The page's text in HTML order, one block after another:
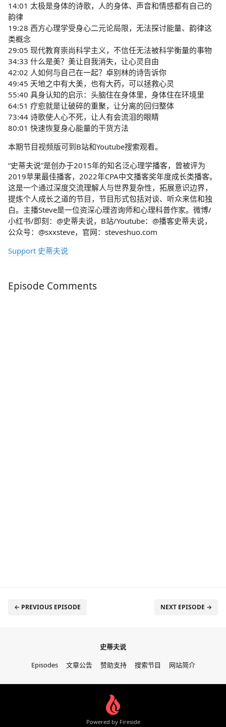
14:01 太极是身体的诗歌，人的身体、声音和情感都有自己的
韵律
19:28 西方心理学受身心二元论局限，无法探讨能量、韵律这
类概念
29:05 现代教育崇尚科学主义，不信任无法被科学衡量的事物
34:33 什么是美？美让自我消失，让心灵自由
42:02 人如何与自己在一起？卓别林的诗告诉你
49:45 天地之中有大美，也有大药，可以拯救心灵
55:40 具身认知的启示：头脑住在身体里，身体住在环境里
64:51 疗愈就是让破碎的重聚，让分离的回归整体
73:44 诗歌使人心不死，让人有会流泪的眼睛
80:01 快速恢复身心能量的干货方法
本期节目视频版可到B站和Youtube搜索观看。
“史蒂夫说”是创办于2015年的知名泛心理学播客，曾被评为
2019苹果最佳播客，2022年CPA中文播客奖年度成长类播客。
这是一个通过深度交流理解人与世界复杂性，拓展意识边界，
提炼个人成长之道的节目，节目形式包括对谈、听众来信和独
白。主播Steve是一位资深心理咨询师和心理科普作家。微博/
小红书/即刻：@史蒂夫说，B站/Youtube：@播客史蒂夫说，
公众号：@sxxsteve，官网：steveshuo.com
Support 史蒂夫说
Episode Comments
← PREVIOUS EPISODE NEXT EPISODE →
史蒂夫说
Episodes
文章公告 赞助支持 搜索节目 网站简介
Powered by Fireside